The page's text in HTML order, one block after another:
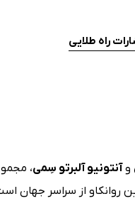
راه طلایی
وآنتونیو آلبرتو سِمی،
روانکاو از سراسر